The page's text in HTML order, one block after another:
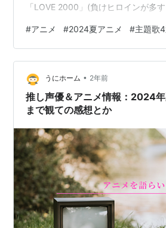
「LOVE 2000」(負けヒロインが多
思います ロシデレも含む、24年夏の
でも断トツで好きな曲です(フォロワ
だよって言うまで、カバーなの知ら
聴いてるし夏アニメNo.1主題歌なの
メモリー」(小市民シリーズ OP) 2曲
から…
#アニメ #2024夏アニメ #主題歌
うにホーム • 2年前
推し声優＆アニメ情報：2024
まで観ての感想とか